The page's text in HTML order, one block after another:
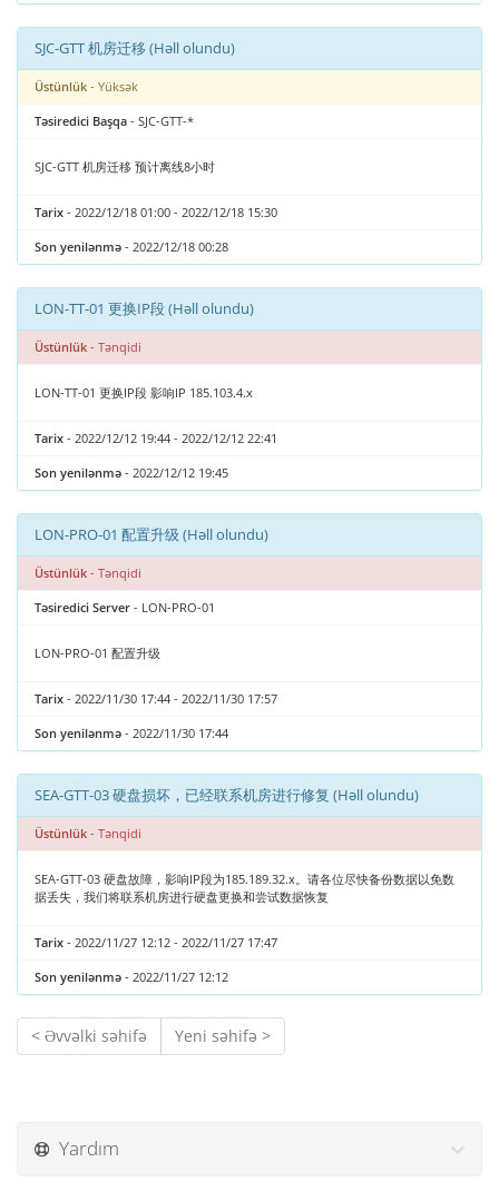
SJC-GTT 机房迁移 (Həll olundu)
Üstünlük - Yüksək
Təsiredici Başqa - SJC-GTT-*
SJC-GTT 机房迁移 预计离线8小时
Tarix - 2022/12/18 01:00 - 2022/12/18 15:30
Son yenilənmə - 2022/12/18 00:28
LON-TT-01 更换IP段 (Həll olundu)
Üstünlük - Tənqidi
LON-TT-01 更换IP段 影响IP 185.103.4.x
Tarix - 2022/12/12 19:44 - 2022/12/12 22:41
Son yenilənmə - 2022/12/12 19:45
LON-PRO-01 配置升级 (Həll olundu)
Üstünlük - Tənqidi
Təsiredici Server - LON-PRO-01
LON-PRO-01 配置升级
Tarix - 2022/11/30 17:44 - 2022/11/30 17:57
Son yenilənmə - 2022/11/30 17:44
SEA-GTT-03 硬盘损坏，已经联系机房进行修复 (Həll olundu)
Üstünlük - Tənqidi
SEA-GTT-03 硬盘故障，影响IP段为185.189.32.x。请各位尽快备份数据以免数
据丢失，我们将联系机房进行硬盘更换和尝试数据恢复
Tarix - 2022/11/27 12:12 - 2022/11/27 17:47
Son yenilənmə - 2022/11/27 12:12
< Əvvəlki səhifə Yeni səhifə >
Yardım